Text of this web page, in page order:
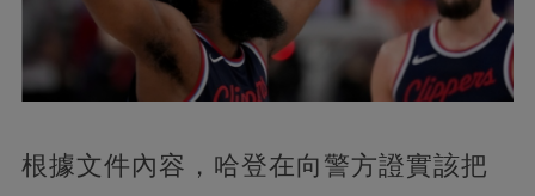
根據文件內容，哈登在向警方證實該把